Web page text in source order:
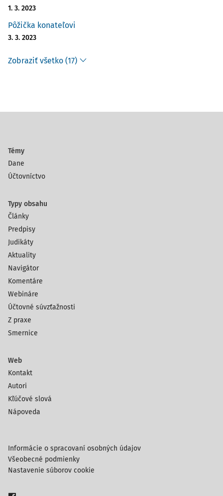
1. 3. 2023
Pôžička konateľovi
3. 3. 2023
Zobraziť všetko (17)
Témy
Dane
Účtovníctvo
Typy obsahu
Články
Predpisy
Judikáty
Aktuality
Navigátor
Komentáre
Webináre
Účtovné súvzťažnosti
Z praxe
Smernice
Web
Kontakt
Autori
Kľúčové slová
Nápoveda
Informácie o spracovaní osobných údajov
Všeobecné podmienky
Nastavenie súborov cookie